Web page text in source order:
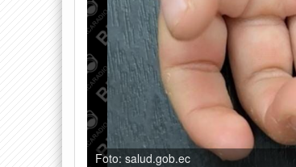
Foto: salud.gob.ec